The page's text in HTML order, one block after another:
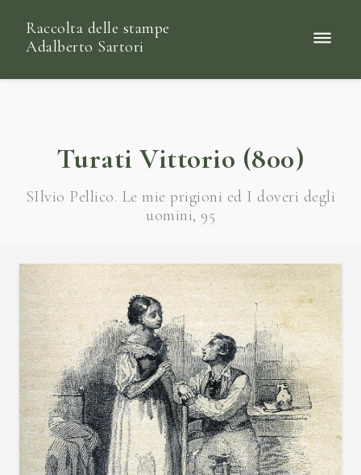
Raccolta delle stampe
Adalberto Sartori
Turati Vittorio (800)
SIlvio Pellico. Le mie prigioni ed I doveri degli
uomini, 95